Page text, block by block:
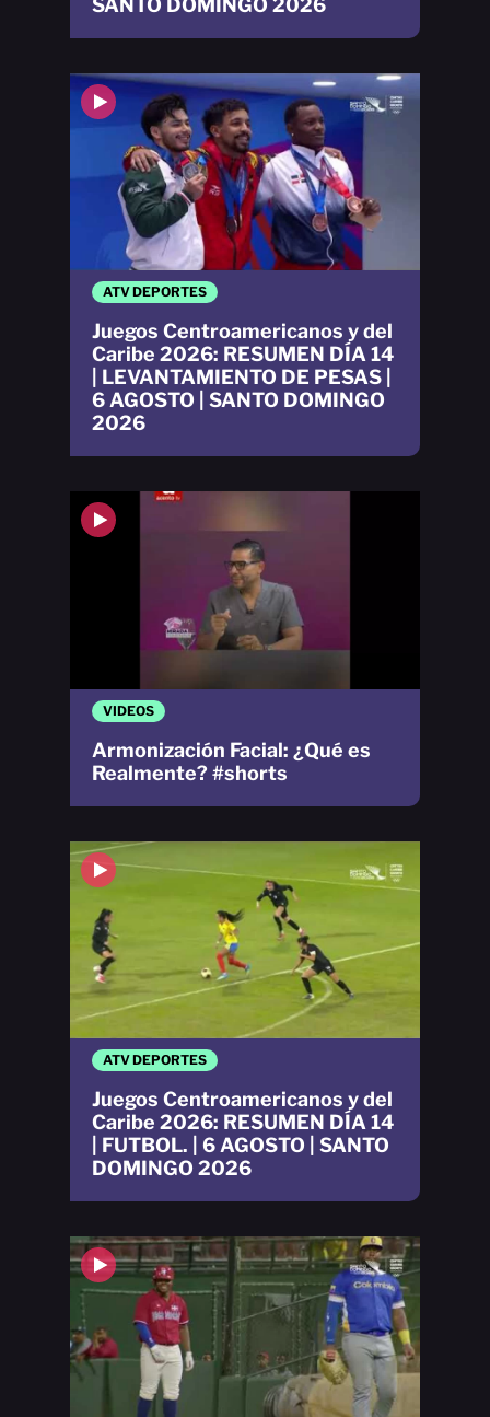
VIDEOS
Armonización Facial: ¿Qué es
Realmente? #shorts
ATV DEPORTES
Juegos Centroamericanos y del
Caribe 2026: RESUMEN DÍA 14
| LEVANTAMIENTO DE PESAS |
6 AGOSTO | SANTO DOMINGO
2026
SANTO DOMINGO 2026
ATV DEPORTES
Juegos Centroamericanos y del
Caribe 2026: RESUMEN DÍA 14
| FUTBOL. | 6 AGOSTO | SANTO
DOMINGO 2026